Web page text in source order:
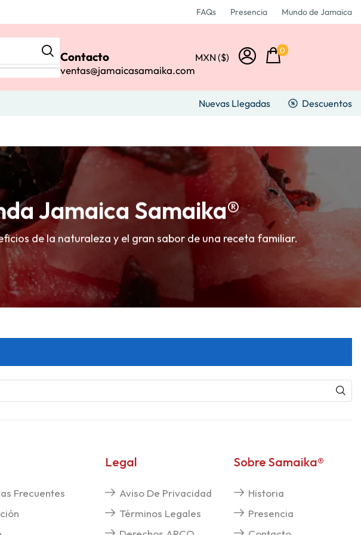
FAQs Presencia Mundo de Jamaica
Contacto
ventas@jamaicasamaika.com
MXN ($)
0
Nuevas Llegadas Descuentos
Jamaica Samaika®
de la naturaleza y el gran sabor de una receta familiar.
Frecuentes
Legal
Aviso De Privacidad
Términos Legales
Sobre Samaika®
Historia
Presencia